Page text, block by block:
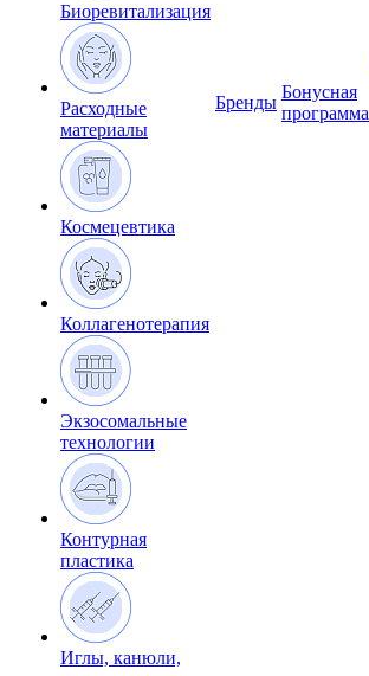
Биоревитализация
Расходные
материалы
Космецевтика
Коллагенотерапия
Экзосомальные
технологии
Контурная
пластика
Иглы, канюли,
Бренды
Бонусная
программа